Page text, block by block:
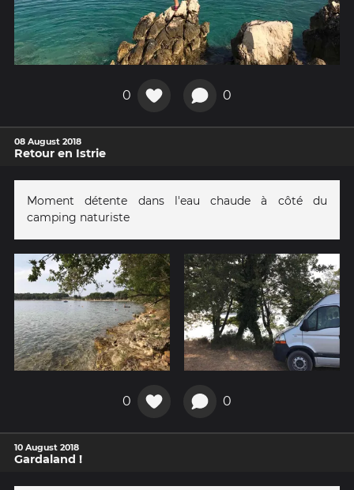
0 0
08 August 2018
Retour en Istrie
Moment détente dans l'eau chaude à côté du
camping naturiste
0 0
10 August 2018
Gardaland !